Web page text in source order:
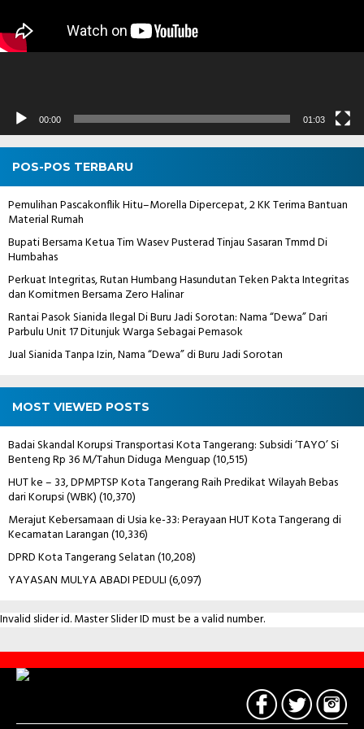
00:00 01:03
POS-POS TERBARU
Pemulihan Pascakonflik Hitu–Morella Dipercepat, 2 KK Terima Bantuan
Material Rumah
Bupati Bersama Ketua Tim Wasev Pusterad Tinjau Sasaran Tmmd Di
Humbahas
Perkuat Integritas, Rutan Humbang Hasundutan Teken Pakta Integritas
dan Komitmen Bersama Zero Halinar
Rantai Pasok Sianida Ilegal Di Buru Jadi Sorotan: Nama “Dewa” Dari
Parbulu Unit 17 Ditunjuk Warga Sebagai Pemasok
Jual Sianida Tanpa Izin, Nama “Dewa” di Buru Jadi Sorotan
MOST VIEWED POSTS
Badai Skandal Korupsi Transportasi Kota Tangerang: Subsidi ‘TAYO’ Si
Benteng Rp 36 M/Tahun Diduga Menguap(10,515)
HUT ke – 33, DPMPTSP Kota Tangerang Raih Predikat Wilayah Bebas
dari Korupsi (WBK)(10,370)
Merajut Kebersamaan di Usia ke-33: Perayaan HUT Kota Tangerang di
Kecamatan Larangan(10,336)
DPRD Kota Tangerang Selatan(10,208)
YAYASAN MULYA ABADI PEDULI(6,097)
Invalid slider id. Master Slider ID must be a valid number.
Contact
Us